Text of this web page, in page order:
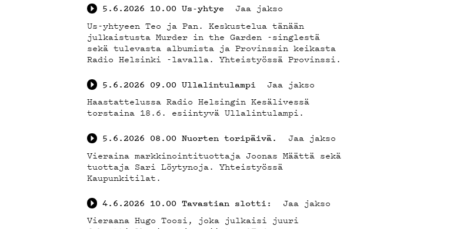
5.6.2026 10.00 Us-yhtye
Jaa jakso
Us-yhtyeen Teo ja Pan. Keskustelua tänään
julkaistusta Murder in the Garden -singlestä
sekä tulevasta albumista ja Provinssin keikasta
Radio Helsinki -lavalla. Yhteistyössä Provinssi.
5.6.2026 09.00 Ullalintulampi
Jaa jakso
Haastattelussa Radio Helsingin Kesälivessä
torstaina 18.6. esiintyvä Ullalintulampi.
5.6.2026 08.00 Nuorten toripäivä.
Jaa jakso
Vieraina markkinointituottaja Joonas Määttä sekä
tuottaja Sari Löytynoja. Yhteistyössä
Kaupunkitilat.
4.6.2026 10.00 Tavastian slotti:
Jaa jakso
Vieraana Hugo Toosi, joka julkaisi juuri